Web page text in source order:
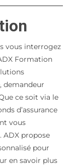
vous interrogez
Formation
demandeur
ce soit via le
d’assurance
vous
propose
pour
en savoir plus